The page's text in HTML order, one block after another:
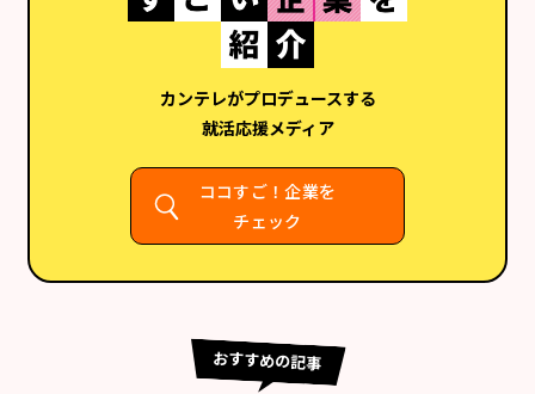
カンテレがプロデュースする
就活応援メディア
ココすご！企業を
チェック
おすすめの記事